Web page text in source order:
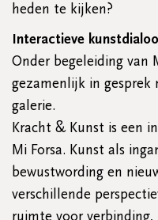
heden te kijken?
Interactieve
Onder begeleiding van
gezamenlijk in
galerie.
Kracht & Kunst is een
Mi Forsa. Kunst als
bewustwording en
verschillende
ruimte voor